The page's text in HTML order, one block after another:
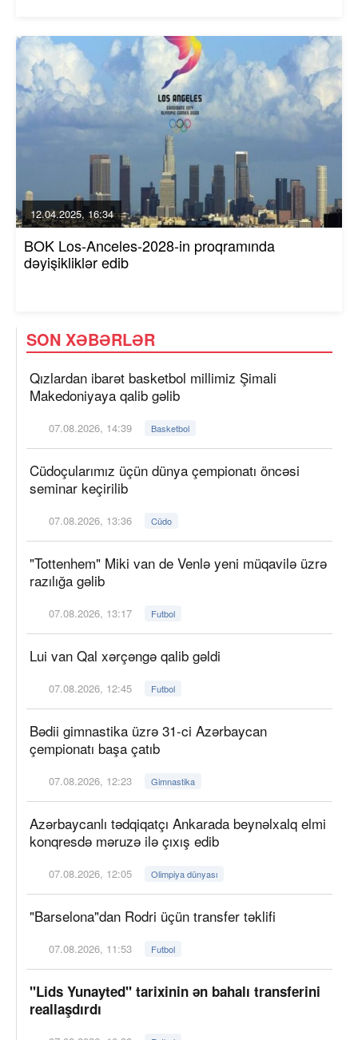
12.04.2025, 16:34
BOK Los-Anceles-2028-in proqramında
dəyişikliklər edib
SON XƏBƏRLƏR
Qızlardan ibarət basketbol millimiz Şimali
Makedoniyaya qalib gəlib
07.08.2026, 14:39 Basketbol
Cüdoçularımız üçün dünya çempionatı öncəsi
seminar keçirilib
07.08.2026, 13:36 Cüdo
"Tottenhem" Miki van de Venlə yeni müqavilə üzrə
razılığa gəlib
07.08.2026, 13:17 Futbol
Lui van Qal xərçəngə qalib gəldi
07.08.2026, 12:45 Futbol
Bədii gimnastika üzrə 31-ci Azərbaycan
çempionatı başa çatıb
07.08.2026, 12:23 Gimnastika
Azərbaycanlı tədqiqatçı Ankarada beynəlxalq elmi
konqresdə məruzə ilə çıxış edib
07.08.2026, 12:05 Olimpiya dünyası
"Barselona"dan Rodri üçün transfer təklifi
07.08.2026, 11:53 Futbol
"Lids Yunayted" tarixinin ən bahalı transferini
reallaşdırdı